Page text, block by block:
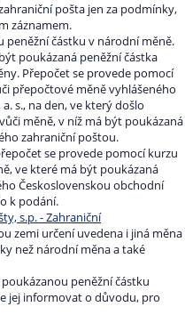
pošta jen za podmínky,
záznamem.
částku v národní měně.
poukázaná peněžní částka
Přepočet se provede pomocí
přepočtové měně vyhlášeného
s., na den, ve který došlo
měně, v níž má být poukázaná
zahraniční poštou.
se provede pomocí kurzu
ve které má být poukázaná
Československou obchodní
k podání.
s.p. - Zahraniční
zemi určení uvedena i jiná měna
než národní měna a také
peněžní částku
jej informovat o důvodu, pro